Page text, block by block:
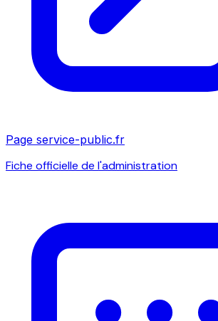
Page service-public.fr
Fiche officielle de l'administration